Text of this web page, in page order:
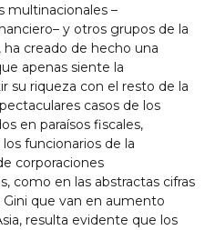
multinacionales –
y otros grupos de la
creado de hecho una
apenas siente la
su riqueza con el resto de la
casos de los
en paraísos fiscales,
funcionarios de la
corporaciones
como en las abstractas cifras
que van en aumento
resulta evidente que los